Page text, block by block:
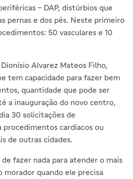
– DAP, distúrbios que
pernas e dos pés. Neste primeiro
50 vasculares e 10
Alvarez Mateos Filho,
tem capacidade para fazer bem
quantidade que pode ser
a inauguração do novo centro,
30 solicitações de
procedimentos cardíacos ou
de outras cidades.
fazer nada para atender o mais
morador quando ele precisa